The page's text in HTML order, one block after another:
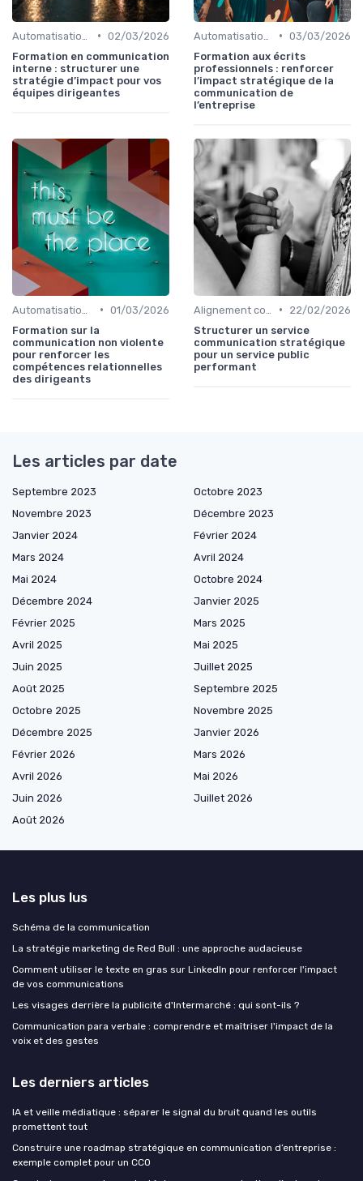
• 02/03/2026
Formation en communication
interne : structurer une
stratégie d’impact pour vos
équipes dirigeantes
• 03/03/2026
Formation aux écrits
professionnels : renforcer
l’impact stratégique de la
communication de
l’entreprise
• 01/03/2026
Formation sur la
communication non violente
pour renforcer les
compétences relationnelles
des dirigeants
•
22/02/2026
Structurer un service
communication stratégique
pour un service public
performant
Les articles par date
Septembre 2023
Octobre 2023
Novembre 2023
Décembre 2023
Janvier 2024
Février 2024
Mars 2024
Avril 2024
Mai 2024
Octobre 2024
Décembre 2024
Janvier 2025
Février 2025
Mars 2025
Avril 2025
Mai 2025
Juin 2025
Juillet 2025
Août 2025
Septembre 2025
Octobre 2025
Novembre 2025
Décembre 2025
Janvier 2026
Février 2026
Mars 2026
Avril 2026
Mai 2026
Juin 2026
Juillet 2026
Août 2026
Les plus lus
Schéma de la communication
La stratégie marketing de Red Bull : une approche audacieuse
Comment utiliser le texte en gras sur LinkedIn pour renforcer l'impact
de vos communications
Les visages derrière la publicité d'Intermarché : qui sont-ils ?
Communication para verbale : comprendre et maîtriser l'impact de la
voix et des gestes
Les derniers articles
IA et veille médiatique : séparer le signal du bruit quand les outils
promettent tout
Construire une roadmap stratégique en communication d’entreprise :
exemple complet pour un CCO